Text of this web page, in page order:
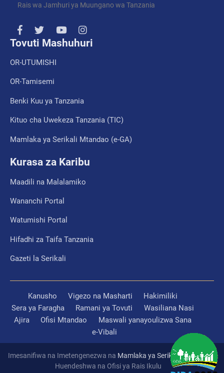
Rais wa Jamhuri ya Muungano wa Tanzania
Tovuti Mashuhuri
OR-UTUMISHI
OR-Tamisemi
Benki Kuu ya Tanzania
Kituo cha Uwekeza Tanzania (TIC)
Mamlaka ya Serikali Mtandao (e-GA)
Kurasa za Karibu
Maadili na Malalamiko
Wananchi Portal
Watumishi Portal
Hifadhi za Taifa Tanzania
Gazeti la Serikali
Kanusho Vigezo na Masharti
Hakimiliki
Sera ya Faragha
Ramani ya Tovuti
Wasiliana Nasi
Ajira
Ofisi Mtandao
Maswali yanayoulizwa Sana
e-Vibali
Imesanifiwa na Imetengenezwa na Mamlaka ya Serikali Mtandao
Huendeshwa na Ofisi ya Rais Ikulu